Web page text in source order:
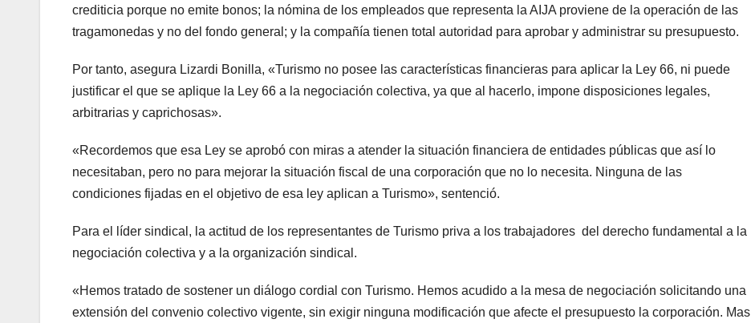
crediticia porque no emite bonos; la nómina de los empleados que representa la AIJA proviene de la operación de las
tragamonedas y no del fondo general; y la compañía tienen total autoridad para aprobar y administrar su presupuesto.
Por tanto, asegura Lizardi Bonilla, «Turismo no posee las características financieras para aplicar la Ley 66, ni puede
justificar el que se aplique la Ley 66 a la negociación colectiva, ya que al hacerlo, impone disposiciones legales,
arbitrarias y caprichosas».
«Recordemos que esa Ley se aprobó con miras a atender la situación financiera de entidades públicas que así lo
necesitaban, pero no para mejorar la situación fiscal de una corporación que no lo necesita. Ninguna de las
condiciones fijadas en el objetivo de esa ley aplican a Turismo», sentenció.
Para el líder sindical, la actitud de los representantes de Turismo priva a los trabajadores del derecho fundamental a la
negociación colectiva y a la organización sindical.
«Hemos tratado de sostener un diálogo cordial con Turismo. Hemos acudido a la mesa de negociación solicitando una
extensión del convenio colectivo vigente, sin exigir ninguna modificación que afecte el presupuesto la corporación. Mas